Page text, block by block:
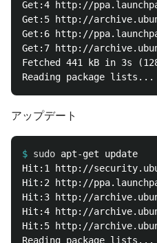
Get:4 http://
Get:5 http://
Get:6 http://
Get:7 http://
Fetched 441 kB in 3s
アップデート
$ sudo
Hit:1 http://
Hit:2 http://
Hit:3 http://
Hit:4 http://
Hit:5 http://